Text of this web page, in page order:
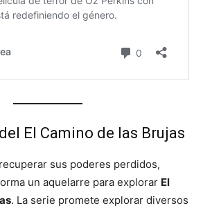
El Camino de las Brujas
sus poderes perdidos,
un aquelarre para explorar El
. La serie promete explorar diversos